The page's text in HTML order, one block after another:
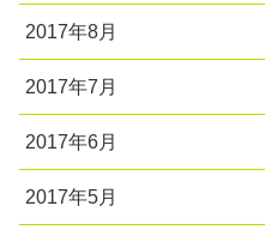
2017年8月
2017年7月
2017年6月
2017年5月